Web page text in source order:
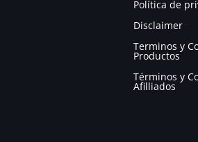
Política de
Disclaimer
Terminos y
Productos
Términos y
Afilliados